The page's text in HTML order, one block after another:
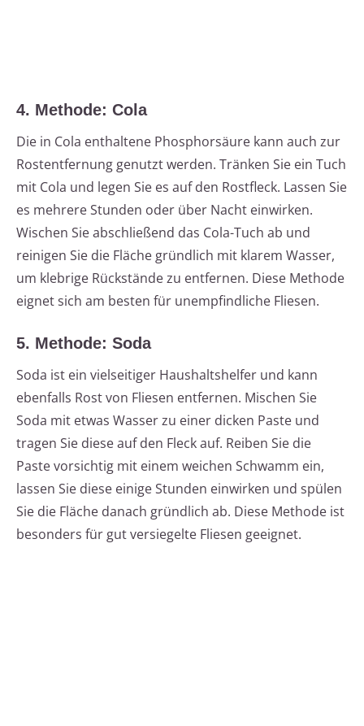
4. Methode: Cola
Die in Cola enthaltene Phosphorsäure kann auch zur
Rostentfernung genutzt werden. Tränken Sie ein Tuch
mit Cola und legen Sie es auf den Rostfleck. Lassen Sie
es mehrere Stunden oder über Nacht einwirken.
Wischen Sie abschließend das Cola-Tuch ab und
reinigen Sie die Fläche gründlich mit klarem Wasser,
um klebrige Rückstände zu entfernen. Diese Methode
eignet sich am besten für unempfindliche Fliesen.
5. Methode: Soda
Soda ist ein vielseitiger Haushaltshelfer und kann
ebenfalls Rost von Fliesen entfernen. Mischen Sie
Soda mit etwas Wasser zu einer dicken Paste und
tragen Sie diese auf den Fleck auf. Reiben Sie die
Paste vorsichtig mit einem weichen Schwamm ein,
lassen Sie diese einige Stunden einwirken und spülen
Sie die Fläche danach gründlich ab. Diese Methode ist
besonders für gut versiegelte Fliesen geeignet.